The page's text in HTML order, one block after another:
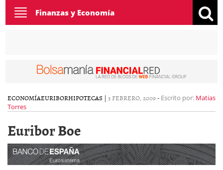
Toggle
navigation
Finanzas y Economía
ECONOMÍAEURIBORHIPOTECAS | 3 FEBRERO, 2009- Escrito por: Matias
Torres
Euribor Boe